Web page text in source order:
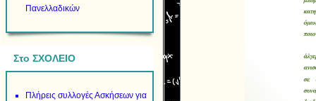
Πανελλαδικών
Στο ΣΧΟΛΕΙΟ
Πλήρεις συλλογές Ασκήσεων για